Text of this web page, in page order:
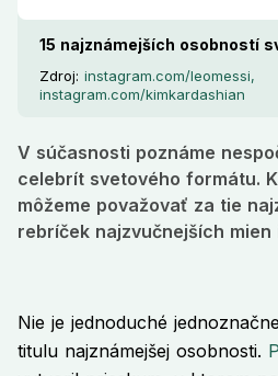
15 najznámejších osobností
Zdroj: instagram.com/leomessi,
instagram.com/kimkardashian
V súčasnosti poznáme
celebrít svetového formátu.
môžeme považovať za tie
rebríček najzvučnejších mien
Nie je jednoduché
titulu najznámejšej osobnosti.